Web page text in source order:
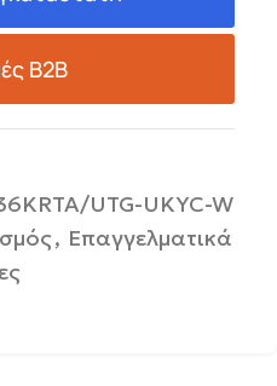
B2B
UTG-UKYC-W
, Επαγγελματικά